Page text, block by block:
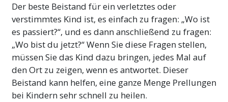
Der beste Beistand für ein verletztes oder
verstimmtes Kind ist, es einfach zu fragen: „Wo ist
es passiert?“, und es dann anschließend zu fragen:
„Wo bist du jetzt?“ Wenn Sie diese Fragen stellen,
müssen Sie das Kind dazu bringen, jedes Mal auf
den Ort zu zeigen, wenn es antwortet. Dieser
Beistand kann helfen, eine ganze Menge Prellungen
bei Kindern sehr schnell zu heilen.